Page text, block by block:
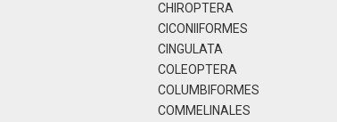
CHIROPTERA
CICONIIFORMES
CINGULATA
COLEOPTERA
COLUMBIFORMES
COMMELINALES